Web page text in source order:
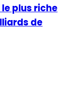
plus riche
de